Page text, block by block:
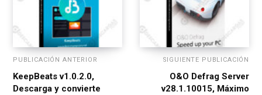
PUBLICACIÓN ANTERIOR
KeepBeats v1.0.2.0,
Descarga y convierte
SIGUIENTE PUBLICACIÓN
O&O Defrag Server
v28.1.10015, Máximo